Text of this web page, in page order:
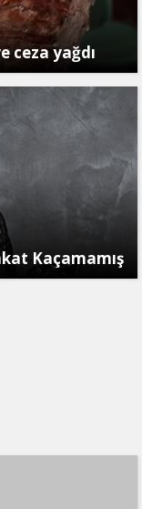
ceza yağdı
Kaçamamış